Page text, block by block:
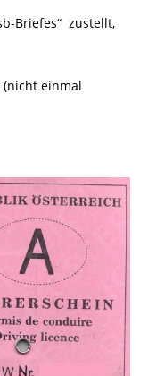
Briefes“ zustellt,
(nicht einmal